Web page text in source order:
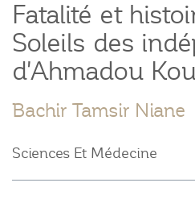
Fatalité et
Soleils des
d'Ahmadou
Bachir Tamsir Niane
Sciences Et Médecine